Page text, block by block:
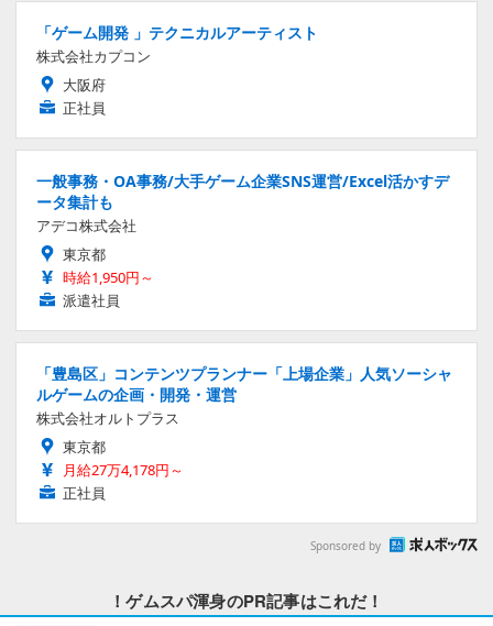
「ゲーム開発 」テクニカルアーティスト
株式会社カプコン
大阪府
正社員
一般事務・OA事務/大手ゲーム企業SNS運営/Excel活かすデ
ータ集計も
アデコ株式会社
東京都
時給1,950円～
派遣社員
「豊島区」コンテンツプランナー「上場企業」人気ソーシャ
ルゲームの企画・開発・運営
株式会社オルトプラス
東京都
月給27万4,178円～
正社員
Sponsored by
！ゲムスパ渾身のPR記事はこれだ！